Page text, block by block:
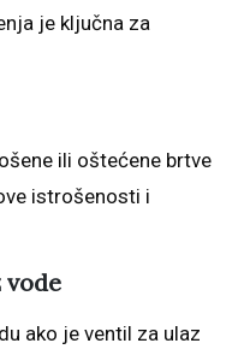
je ključna za
ili oštećene brtve
istrošenosti i
vode
ako je ventil za ulaz